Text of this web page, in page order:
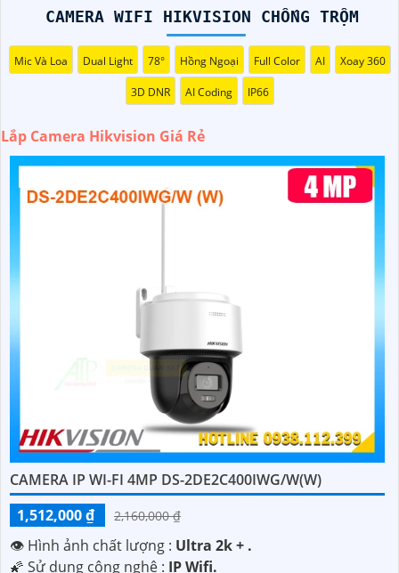
Camera của Hikvision được biết đến là một trong những
thương hiệu hàng đầu thế giới về giải pháp an ninh video.
Với các tính năng và công nghệ tiên tiến, camera Hikvision
không chỉchắc chắnchất lượng hình ảnh sắc nét mà còn
đem đến sự tin cậy và an toàn cho dự án của quý vị.
rẻ và chuyên nghiệp cho dự án của mình, chúng tôi luôn
sẵn lòng hỗ trợ và tư vấn cho quý vị.
CAMERA WIFI HIKVISION CHỐNG TRỘM
Mic Và Loa Dual Light 78° Hồng Ngoại Full Color AI Xoay 360
3D DNR AI Coding IP66
Lắp Camera Hikvision Giá Rẻ
CAMERA IP WI-FI 4MP DS-2DE2C400IWG/W(W)
1,512,000 ₫
2,160,000 ₫
👁 Hình ảnh chất lượng : Ultra 2k + .
🌠 Sử dụng công nghệ : IP Wifi.